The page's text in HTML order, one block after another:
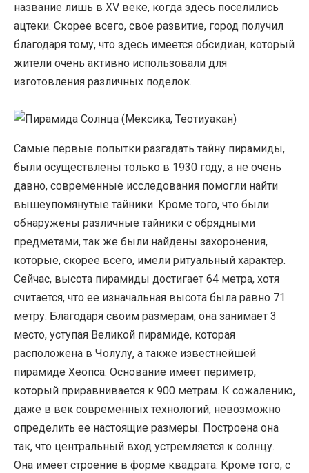
название лишь в XV веке, когда здесь поселились
ацтеки. Скорее всего, свое развитие, город получил
благодаря тому, что здесь имеется обсидиан, который
жители очень активно использовали для
изготовления различных поделок.
Самые первые попытки разгадать тайну пирамиды,
были осуществлены только в 1930 году, а не очень
давно, современные исследования помогли найти
вышеупомянутые тайники. Кроме того, что были
обнаружены различные тайники с обрядными
предметами, так же были найдены захоронения,
которые, скорее всего, имели ритуальный характер.
Сейчас, высота пирамиды достигает 64 метра, хотя
считается, что ее изначальная высота была равно 71
метру. Благодаря своим размерам, она занимает 3
место, уступая Великой пирамиде, которая
расположена в Чолулу, а также известнейшей
пирамиде Хеопса. Основание имеет периметр,
который приравнивается к 900 метрам. К сожалению,
даже в век современных технологий, невозможно
определить ее настоящие размеры. Построена она
так, что центральный вход устремляется к солнцу.
Она имеет строение в форме квадрата. Кроме того, с